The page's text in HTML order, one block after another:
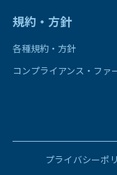
規約・方針
各種規約・方針
コンプライアンス・ファ
プライバシーポ